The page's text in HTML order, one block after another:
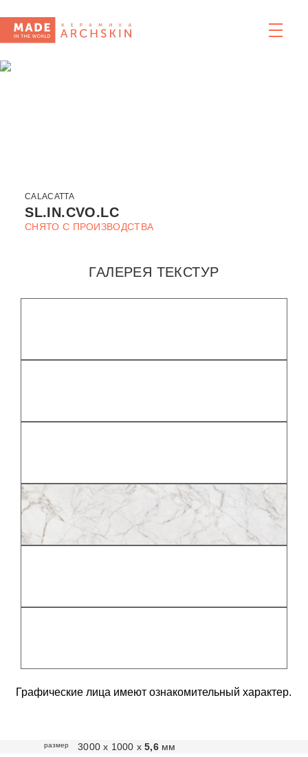
CALACATTA
SL.IN.CVO.LC
СНЯТО С ПРОИЗВОДСТВА
ГАЛЕРЕЯ ТЕКСТУР
Графические лица имеют ознакомительный характер.
размер 3000 х 1000 х5,6мм